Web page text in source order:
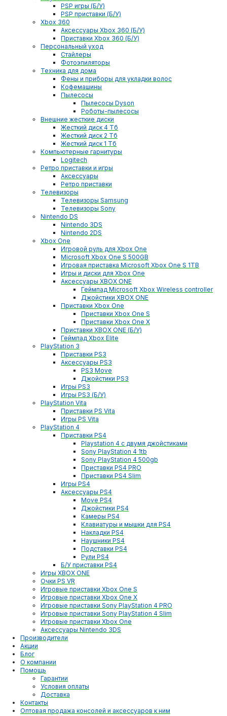
PSP игры (Б/У)
PSP приставки (Б/У)
Xbox 360
Аксессуары Xbox 360 (Б/У)
Приставки Xbox 360 (Б/У)
Персональный уход
Стайлеры
Фотоэпиляторы
Техника для дома
Фены и приборы для укладки волос
Кофемашины
Пылесосы
Пылесосы Dyson
Роботы-пылесосы
Внешние жесткие диски
Жесткий диск 4 Тб
Жесткий диск 2 Тб
Жесткий диск 1 Тб
Компьютерные гарнитуры
Logitech
Ретро приставки и игры
Аксессуары
Ретро приставки
Телевизоры
Телевизоры Samsung
Телевизоры Sony
Nintendo DS
Nintendo 3DS
Nintendo 2DS
Xbox One
Игровой руль для Xbox One
Microsoft Xbox One S 500GB
Игровая приставка Microsoft Xbox One S 1TB
Игры и диски для Xbox One
Аксессуары XBOX ONE
Геймпад Microsoft Xbox Wireless controller
Джойстики XBOX ONE
Приставки Xbox One
Приставки Xbox One S
Приставки Xbox One X
Приставки XBOX ONE (Б/У)
Геймпад Xbox Elite
PlayStation 3
Приставки PS3
Аксессуары PS3
PS3 Move
Джойстики PS3
Игры PS3
Игры PS3 (Б/У)
PlayStation Vita
Приставки PS Vita
Игры PS Vita
PlayStation 4
Приставки PS4
Playstation 4 с двумя джойстиками
Sony PlayStation 4 1tb
Sony PlayStation 4 500gb
Приставки PS4 PRO
Приставки PS4 Slim
Игры PS4
Аксессуары PS4
Move PS4
Джойстики PS4
Камеры PS4
Клавиатуры и мышки для PS4
Накладки PS4
Наушники PS4
Подставки PS4
Рули PS4
Б/У приставки PS4
Игры XBOX ONE
Очки PS VR
Игровые приставки Xbox One S
Игровые приставки Xbox One X
Игровые приставки Sony PlayStation 4 PRO
Игровые приставки Sony PlayStation 4 Slim
Игровые приставки Xbox One
Аксессуары Nintendo 3DS
Производители
Акции
Блог
О компании
Помощь
Гарантии
Условия оплаты
Доставка
Контакты
Оптовая продажа консолей и аксессуаров к ним